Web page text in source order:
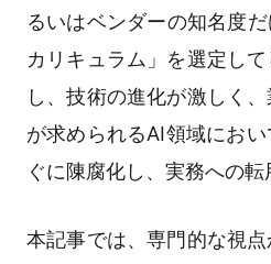
るいはベンダーの知名度
カリキュラム」を選定し
し、技術の進化が激しく
が求められるAI領域にお
ぐに陳腐化し、実務への転
本記事では、専門的な視